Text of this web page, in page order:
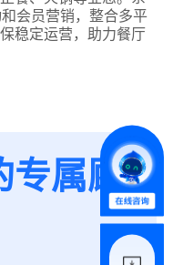
会员营销，整合多平
稳定运营，助力餐厅
专属顾